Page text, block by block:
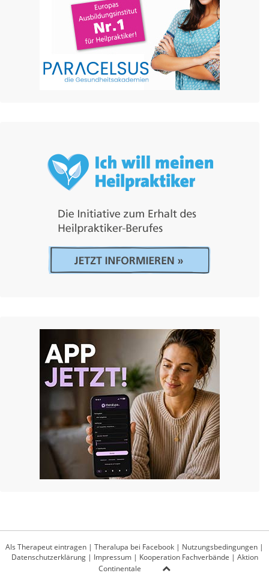
Als Therapeut eintragen | Theralupa bei Facebook | Nutzungsbedingungen |
Datenschutzerklärung| Impressum| Kooperation Fachverbände | Aktion
Continentale